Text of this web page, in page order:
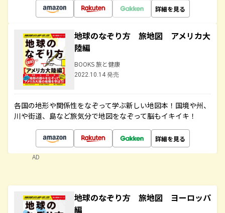
詳細を見る
地球のなぞり方 旅地図 アメリカ大
陸編
BOOKS 旅と健康
2022.10.14 発売
各国の地形や関係性をなぞって学ぶ新しい地図本！国境や州、
川や街道、島など旅気分で地図をなぞって脳もイキイキ！
詳細を見る
AD
地球のなぞり方 旅地図 ヨーロッパ
編